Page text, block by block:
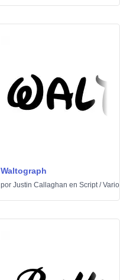
Waltograph
por Justin Callaghan en Script/